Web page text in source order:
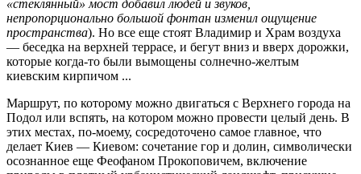
«стеклянный» мост добавил людей и звуков,
непропорционально большой фонтан изменил ощущение
пространства). Но все еще стоят Владимир и Храм воздуха
— беседка на верхней террасе, и бегут вниз и вверх дорожки,
которые когда-то были вымощены солнечно-желтым
киевским кирпичом ...
Маршрут, по которому можно двигаться с Верхнего города на
Подол или вспять, на котором можно провести целый день. В
этих местах, по-моему, сосредоточено самое главное, что
делает Киев — Киевом: сочетание гор и долин, символически
осознанное еще Феофаном Прокоповичем, включение